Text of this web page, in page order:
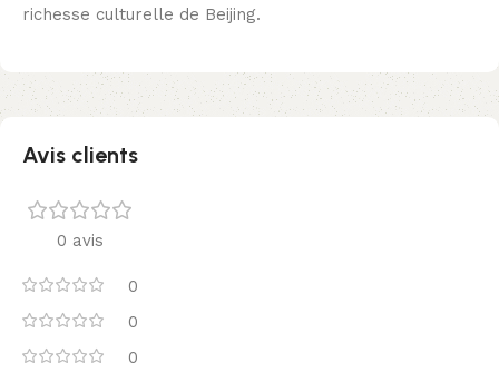
richesse culturelle de Beijing.
Avis clients
0 avis
0
0
0